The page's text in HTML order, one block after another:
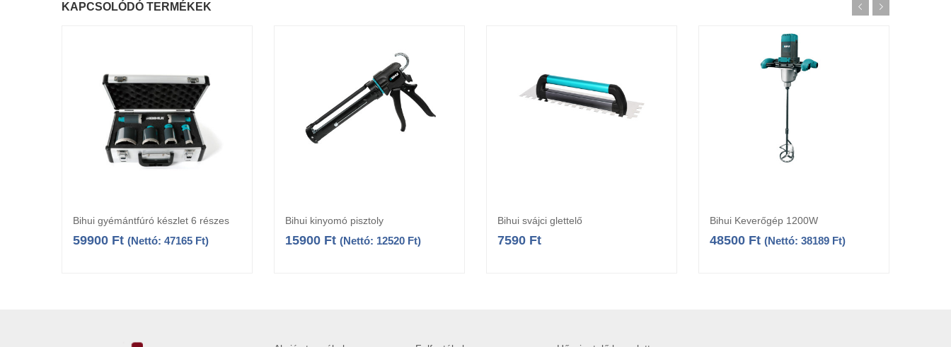
KAPCSOLÓDÓ TERMÉKEK
Kosárba teszem
Bihui gyémántfúró készlet 6 részes
59900 Ft (Nettó: 47165 Ft)
Kosárba teszem
Bihui kinyomó pisztoly
15900 Ft (Nettó: 12520 Ft)
Opciók választása
Bihui svájci glettelő
7590 Ft
Kosárba teszem
Bihui Keverőgép 1200W
48500 Ft (Nettó: 38189 Ft)